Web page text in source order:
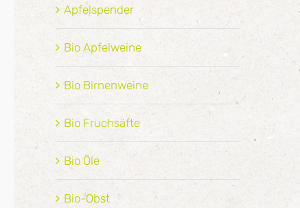
Apfelspender
Bio Apfelweine
Bio Birnenweine
Bio Fruchsäfte
Bio Öle
Bio-Obst